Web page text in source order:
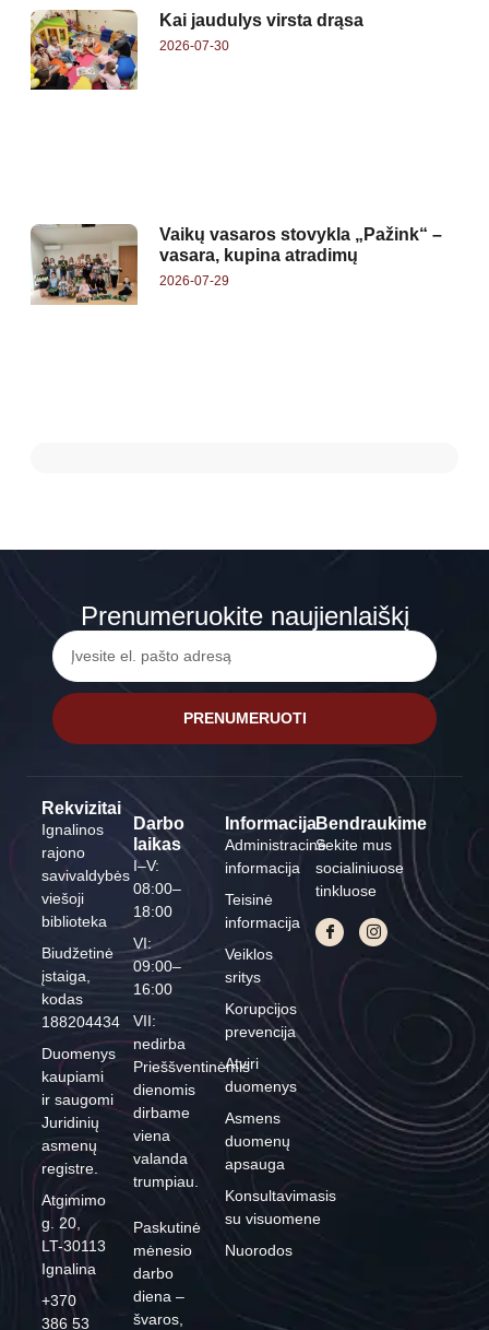
Kai jaudulys virsta drąsa
2026-07-30
Vaikų vasaros stovykla „Pažink“ –
vasara, kupina atradimų
2026-07-29
Prenumeruokite naujienlaiškį
PRENUMERUOTI
Rekvizitai
Ignalinos
rajono
savivaldybės
viešoji
biblioteka
Biudžetinė
įstaiga,
kodas
188204434
Duomenys
kaupiami
ir saugomi
Juridinių
asmenų
registre.
Atgimimo
g. 20,
LT-30113
Ignalina
+370
386 53
Darbo
laikas
I–V:
08:00–
18:00
VI:
09:00–
16:00
VII:
nedirba
Prieššventinėmis
dienomis
dirbame
viena
valanda
trumpiau.
Paskutinė
mėnesio
darbo
diena –
švaros,
Informacija
Administracinė
informacija
Teisinė
informacija
Veiklos
sritys
Korupcijos
prevencija
Atviri
duomenys
Asmens
duomenų
apsauga
Konsultavimasis
su visuomene
Nuorodos
Bendraukime
Sekite mus
socialiniuose
tinkluose